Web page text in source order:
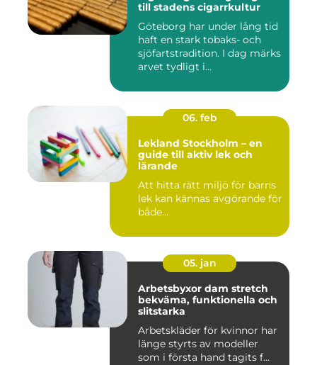
till stadens cigarrkultur
Göteborg har under lång tid
haft en stark tobaks- och
sjöfartstradition. I dag märks
arvet tydligt i...
06. feb
Lekland Stockholm – en
guide till aktiv lek och
lärande
Att hitta rätt miljö för barns
lek kan kännas avgörande för
både...
05. jan
Arbetsbyxor dam stretch
bekväma, funktionella och
slitstarka
Arbetskläder för kvinnor har
länge styrts av modeller
som i första hand tagits f...